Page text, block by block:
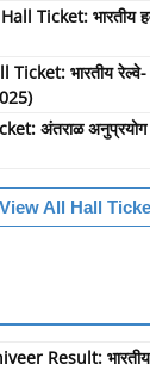
Ticket: भारतीय
भारतीय रेल्वे-
अंतराळ अनुप्रयोग
View All Hall
Result: भारतीय